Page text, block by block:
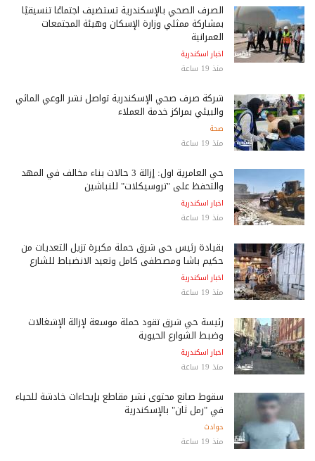
الصرف الصحي بالإسكندرية تستضيف اجتماعًا تنسيقيًا
بمشاركة ممثلي وزارة الإسكان وهيئة المجتمعات
العمرانية
اخبار اسكندرية
منذ 19 ساعة
شركة صرف صحي الإسكندرية تواصل نشر الوعي المائي
والبيئي بمراكز خدمة العملاء
صحة
منذ 19 ساعة
حي العامرية أول: إزالة 3 حالات بناء مخالف في المهد
والتحفظ على "تروسيكلات" للنباشين
اخبار اسكندرية
منذ 19 ساعة
بقيادة رئيس حى شرق حملة مكبرة تزيل التعديات من
حكيم باشا ومصطفى كامل وتعيد الانضباط للشارع
اخبار اسكندرية
منذ 19 ساعة
رئيسة حي شرق تقود حملة موسعة لإزالة الإشغالات
وضبط الشوارع الحيوية
اخبار اسكندرية
منذ 19 ساعة
سقوط صانع محتوى نشر مقاطع بإيحاءات خادشة للحياء
في "رمل ثان" بالإسكندرية
حوادث
منذ 19 ساعة